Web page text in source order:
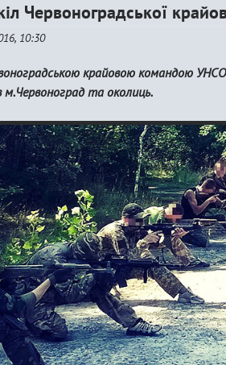
Червоноградської
10:30
крайовою командою
м.Червоноград та околиць.